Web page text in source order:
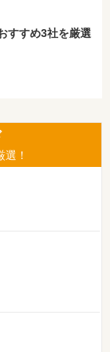
すすめ3社を厳選
！